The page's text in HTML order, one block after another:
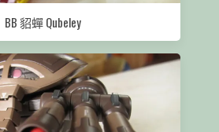
BB 貂蟬 Qubeley